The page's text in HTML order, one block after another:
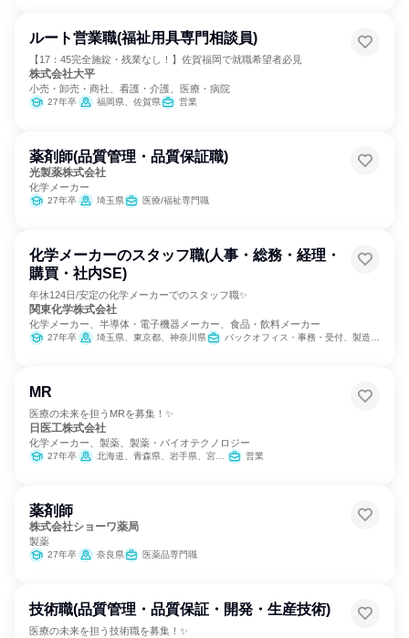
ルート営業職(福祉用具専門相談員)
【17：45完全施錠・残業なし！】佐賀福岡で就職希望者必見
株式会社大平
小売・卸売・商社、看護・介護、医療・病院
27年卒 福岡県、佐賀県 営業
薬剤師(品質管理・品質保証職)
光製薬株式会社
化学メーカー
27年卒 埼玉県 医療/福祉専門職
化学メーカーのスタッフ職(人事・総務・経理・
購買・社内SE)
年休124日/安定の化学メーカーでのスタッフ職✨
関東化学株式会社
化学メーカー、半導体・電子機器メーカー、食品・飲料メーカー
27年卒 埼玉県、東京都、神奈川県 バックオフィス・事務・受付、製造・生産工程、経理/税務/財務、人事、総務、IT
MR
医療の未来を担うMRを募集！✨
日医工株式会社
化学メーカー、製薬、製薬・バイオテクノロジー
27年卒 北海道、青森県、岩手県、宮城県、秋田県、山形県、福島県、茨城県、栃木県、群馬県、埼玉県、千葉県、東京都、神奈川県、新潟県、富山県、石川県、福井県、山梨県、長野県、岐阜県、静岡県、愛知県、三重県、滋賀県、京都府、大阪府、兵庫県、奈良県、和歌山県、鳥取県、島根県、岡山県、広島県、山口県、徳島県、香川県、愛媛県、高知県、福岡県、佐賀県、長崎県、熊本県、大分県、宮崎県、鹿児島県、沖縄県 営業
薬剤師
株式会社ショーワ薬局
製薬
27年卒 奈良県 医薬品専門職
技術職(品質管理・品質保証・開発・生産技術)
医療の未来を担う技術職を募集！✨